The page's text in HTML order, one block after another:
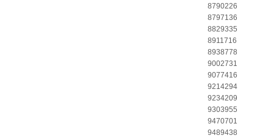
8790226
8797136
8829335
8911716
8938778
9002731
9077416
9214294
9234209
9303955
9470701
9489438